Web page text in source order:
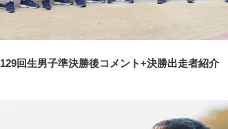
129回生男子準決勝後コメント+決勝出走者紹介